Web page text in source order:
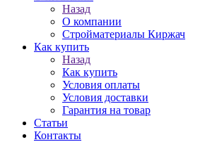
Назад
О компании
Стройматериалы Киржач
Как купить
Назад
Как купить
Условия оплаты
Условия доставки
Гарантия на товар
Статьи
Контакты